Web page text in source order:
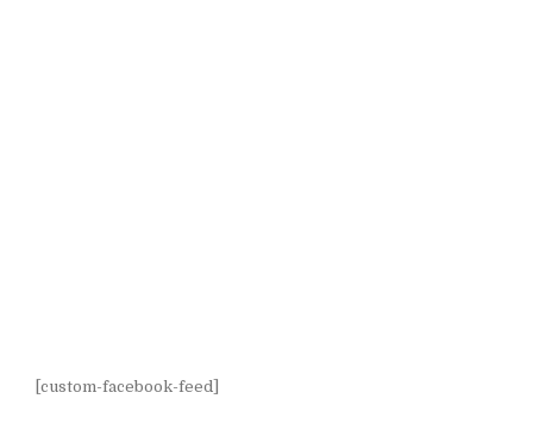
[custom-facebook-feed]